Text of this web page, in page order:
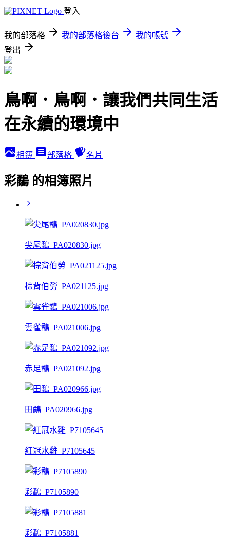
登入
我的部落格 我的部落格後台
我的帳號
登出
鳥啊．鳥啊．讓我們共同生活
在永續的環境中
相簿 部落格 名片
彩鷸 的相簿照片
尖尾鷸_PA020830.jpg
棕背伯勞_PA021125.jpg
雲雀鷸_PA021006.jpg
赤足鷸_PA021092.jpg
田鷸_PA020966.jpg
紅冠水雞_P7105645
彩鷸_P7105890
彩鷸_P7105881